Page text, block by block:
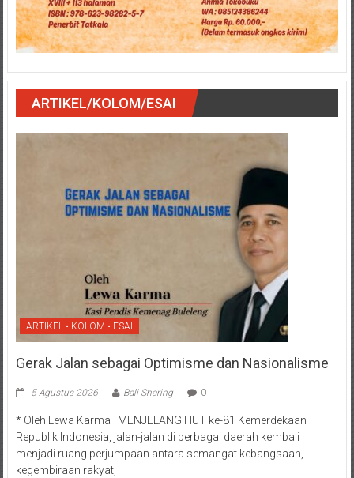
ARTIKEL/KOLOM/ESAI
ARTIKEL • KOLOM • ESAI
Gerak Jalan sebagai Optimisme dan Nasionalisme
5 Agustus 2026 Bali Sharing 0
* Oleh Lewa Karma MENJELANG HUT ke-81 Kemerdekaan
Republik Indonesia, jalan-jalan di berbagai daerah kembali
menjadi ruang perjumpaan antara semangat kebangsaan,
kegembiraan rakyat,